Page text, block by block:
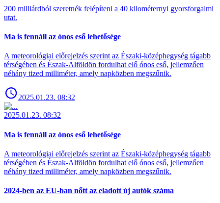
200 milliárdból szeretnék felépíteni a 40 kilométernyi gyorsforgalmi
utat.
Ma is fennáll az ónos eső lehetősége
A meteorológiai előrejelzés szerint az Északi-középhegység tágabb
térségében és Észak-Alföldön fordulhat elő ónos eső, jellemzően
néhány tized milliméter, amely napközben megszűnik.
2025.01.23. 08:32
2025.01.23. 08:32
Ma is fennáll az ónos eső lehetősége
A meteorológiai előrejelzés szerint az Északi-középhegység tágabb
térségében és Észak-Alföldön fordulhat elő ónos eső, jellemzően
néhány tized milliméter, amely napközben megszűnik.
2024-ben az EU-ban nőtt az eladott új autók száma